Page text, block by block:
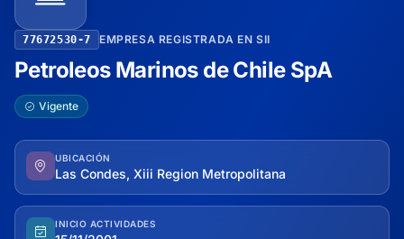
77672530-7 EMPRESA REGISTRADA EN SII
Petroleos Marinos de Chile SpA
Vigente
UBICACIÓN
Las Condes, Xiii Region Metropolitana
INICIO ACTIVIDADES